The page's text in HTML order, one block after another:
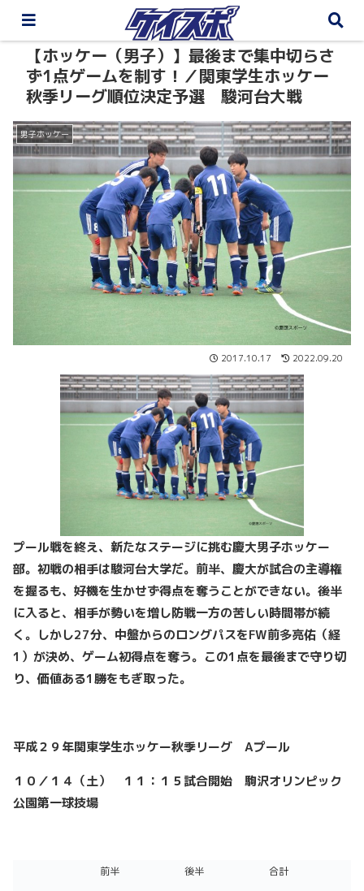
【ホッケー（男子）】最後まで集中切らさ
ず1点ゲームを制す！／関東学生ホッケー
秋季リーグ順位決定予選 駿河台大戦
男子ホッケー
2017.10.17 2022.09.20
プール戦を終え、新たなステージに挑む慶大男子ホッケー
部。初戦の相手は駿河台大学だ。前半、慶大が試合の主導権
を握るも、好機を生かせず得点を奪うことができない。後半
に入ると、相手が勢いを増し防戦一方の苦しい時間帯が続
く。しかし27分、中盤からのロングパスをFW前多亮佑（経
1）が決め、ゲーム初得点を奪う。この1点を最後まで守り切
り、価値ある1勝をもぎ取った。
平成２９年関東学生ホッケー秋季リーグ Aプール
１０／１４（土） １１：１５試合開始 駒沢オリンピック
公園第一球技場
前半 後半 合計